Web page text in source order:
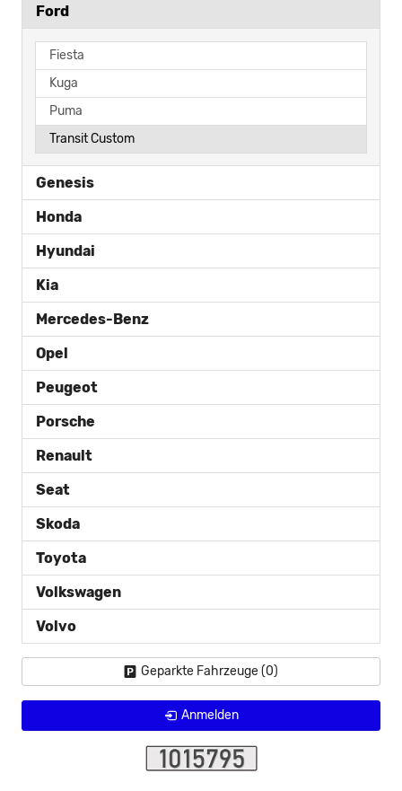
Ford
Fiesta
Kuga
Puma
Transit Custom
Genesis
Honda
Hyundai
Kia
Mercedes-Benz
Opel
Peugeot
Porsche
Renault
Seat
Skoda
Toyota
Volkswagen
Volvo
Geparkte Fahrzeuge (0)
Anmelden